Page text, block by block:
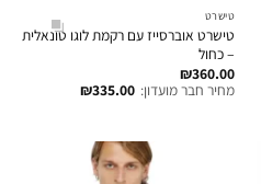
טישרט
טישרט אוברסייז עם רקמת לוגו טונאלית
– כחול
₪360.00
מחיר חבר מועדון: ₪335.00